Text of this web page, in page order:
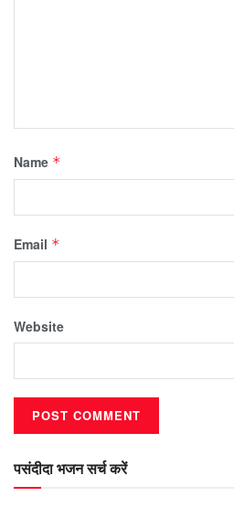
Name *
Email *
Website
पसंदीदा भजन सर्च करें